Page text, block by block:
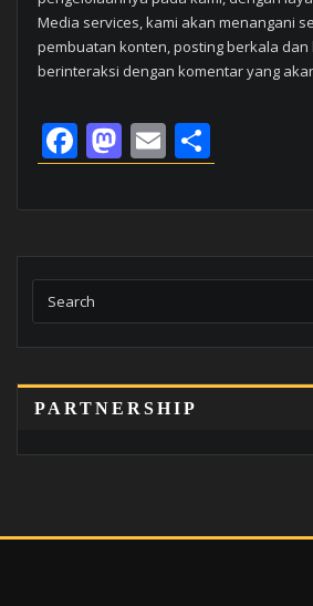
Media services, kami akan menangani
pembuatan konten, posting berkala dan
berinteraksi dengan komentar yang
Facebook
Mastodon
EmailShare
PARTNERSHIP